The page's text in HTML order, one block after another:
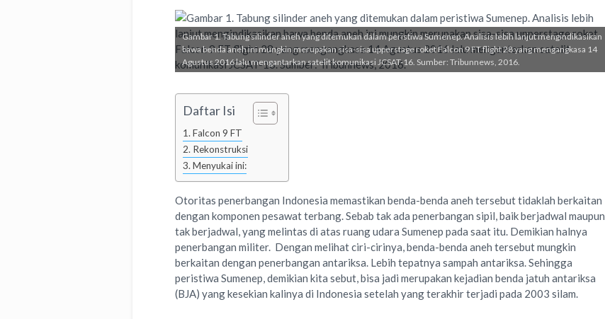
Gambar 1. Tabung silinder aneh yang ditemukan dalam peristiwa Sumenep. Analisis lebih lanjut mengindikasikan
bawa benda aneh ini mungkin merupakan sisa-sisa upperstage roket Falcon 9 FT flight 28 yang mengangkasa 14
Agustus 2016 lalu mengantarkan satelit komunikasi JCSAT-16. Sumber: Tribunnews, 2016.
Daftar Isi
Falcon 9 FT
Rekonstruksi
Menyukai ini:
Otoritas penerbangan Indonesia memastikan benda-benda aneh tersebut tidaklah berkaitan
dengan komponen pesawat terbang. Sebab tak ada penerbangan sipil, baik berjadwal maupun
tak berjadwal, yang melintas di atas ruang udara Sumenep pada saat itu. Demikian halnya
penerbangan militer. Dengan melihat ciri-cirinya, benda-benda aneh tersebut mungkin
berkaitan dengan penerbangan antariksa. Lebih tepatnya sampah antariksa. Sehingga
peristiwa Sumenep, demikian kita sebut, bisa jadi merupakan kejadian benda jatuh antariksa
(BJA) yang kesekian kalinya di Indonesia setelah yang terakhir terjadi pada 2003 silam.